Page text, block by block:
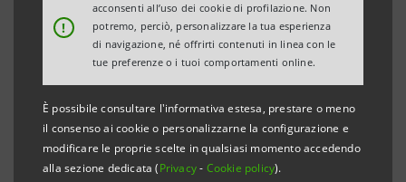
!
acconsenti all’uso dei cookie di profilazione. Non
potremo, perciò, personalizzare la tua esperienza
di navigazione, né offrirti contenuti in linea con le
tue preferenze o i tuoi comportamenti online.
È possibile consultare l'informativa estesa, prestare o meno
il consenso ai cookie o personalizzarne la configurazione e
modificare le proprie scelte in qualsiasi momento accedendo
alla sezione dedicata (Privacy- Cookie policy).
Torino, Milano, 25 agosto 2025– Intesa Sanpaolo, in
relazione all’esecuzione del programma di acquisto di
azioni proprie finalizzato all’annullamento (
comunicato al mercato il 26 maggio 2025 e avviato il 2
giugno 2025, informa, ai sensi della normativa
applicabile, che nel periodo dal 18 agosto al 22 agosto